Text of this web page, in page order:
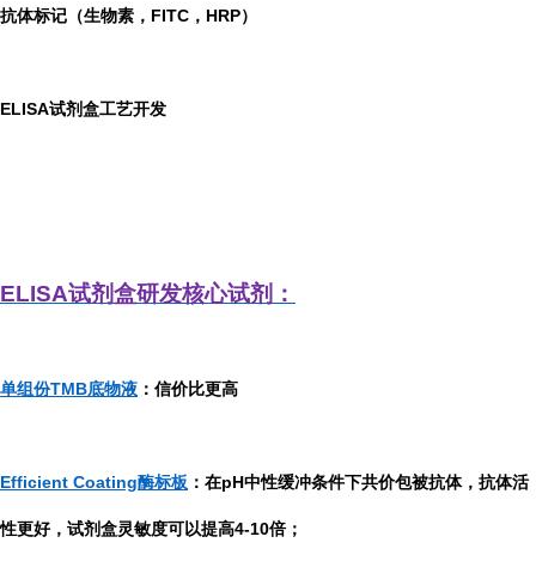
抗体标记（生物素，FITC，HRP）
ELISA试剂盒工艺开发
ELISA试剂盒研发核心试剂：
单组份TMB底物液 ：信价比更高
Efficient Coating酶标板 ：在pH中性缓冲条件下共价包被抗体，抗体活
性更好，试剂盒灵敏度可以提高4-10倍；